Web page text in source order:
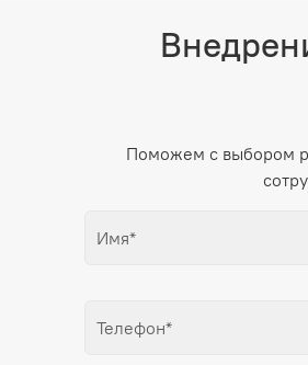
Поможем с выбором